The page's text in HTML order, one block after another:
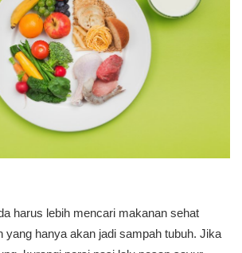
harus lebih mencari makanan sehat
yang hanya akan jadi sampah tubuh. Jika